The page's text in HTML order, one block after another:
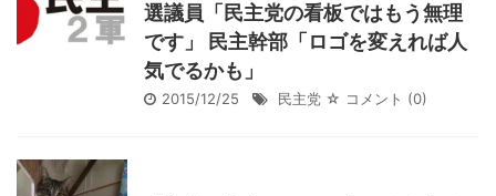
選議員「民主党の看板ではもう無理
です」 民主幹部「ロゴを変えれば人
気でるかも」
2015/12/25 民主党 ☆ コメント (0)